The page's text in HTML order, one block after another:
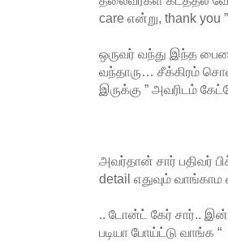
care என்று, thank you
ஒருவர் வந்து இந்த
வந்தாரு… சீக்கிரம்
இருக்கு ” அவரிடம்
அவர்தான் சார் பதிவர்
detail எதுவும் வாங்காம
.. டோன்ட் கேர் சார்..
படியா போய்ட்டு வாங்க “